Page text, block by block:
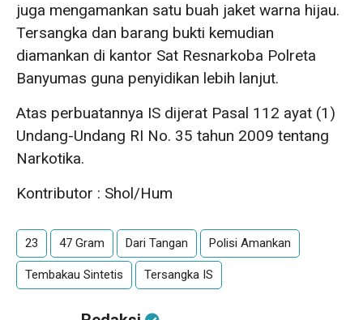
juga mengamankan satu buah jaket warna hijau.
Tersangka dan barang bukti kemudian
diamankan di kantor Sat Resnarkoba Polreta
Banyumas guna penyidikan lebih lanjut.
Atas perbuatannya IS dijerat Pasal 112 ayat (1)
Undang-Undang RI No. 35 tahun 2009 tentang
Narkotika.
Kontributor : Shol/Hum
23 47 Gram Dari Tangan Polisi Amankan
Tembakau Sintetis Tersangka IS